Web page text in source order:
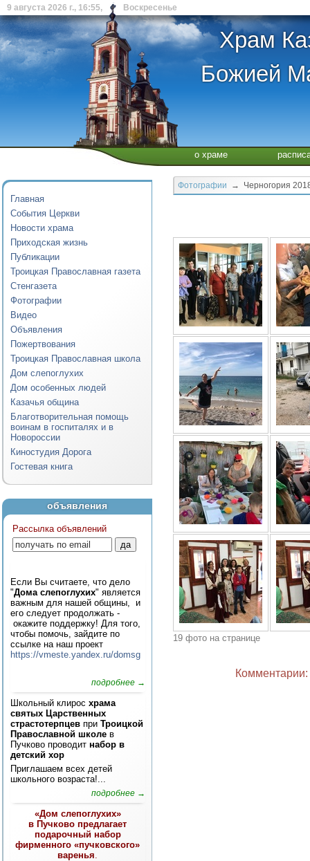
9 августа 2026 г., 16:55, Воскресенье
Храм
Божией
о храме
Главная
События Церкви
Новости храма
Приходская жизнь
Публикации
Троицкая Православная газета
Стенгазета
Фотографии
Видео
Объявления
Пожертвования
Троицкая Православная школа
Дом слепоглухих
Дом особенных людей
Казачья община
Благотворительная помощь
воинам в госпиталях и в
Новороссии
Киностудия Дорога
Гостевая книга
объявления
Рассылка объявлений
Если Вы считаете, что дело
"Дома слепоглухих" является
важным для нашей общины, и
его следует продолжать -
окажите поддержку! Для того,
чтобы помочь, зайдите по
ссылке на наш проект
https://vmeste.yandex.ru/domsg
подробнее →
Школьный клирос храма
святых Царственных
страстотерпцев при Троицкой
Православной школе в
Пучково проводит набор в
детский хор
Приглашаем всех детей
школьного возраста!...
подробнее →
«Дом слепоглухих»
в Пучково предлагает
подарочный набор
фирменного «пучковского»
варенья.
Фотографии → Черногория
19 фото на странице
Комментарии: